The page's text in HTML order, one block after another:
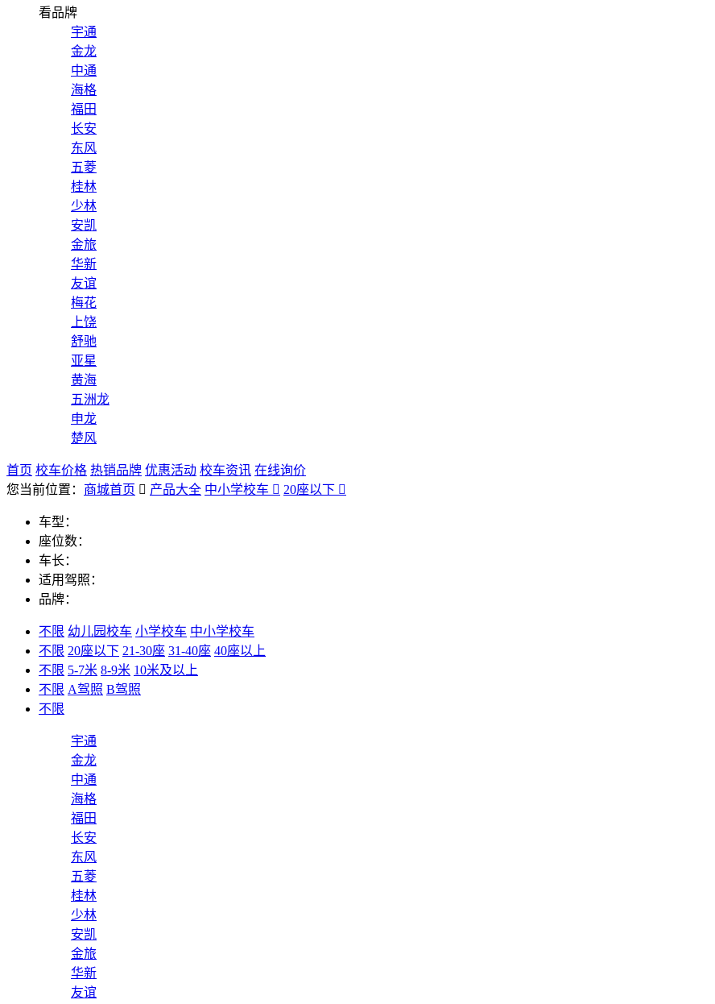
看品牌
宇通
金龙
中通
海格
福田
长安
东风
五菱
桂林
少林
安凯
金旅
华新
友谊
梅花
上饶
舒驰
亚星
黄海
五洲龙
申龙
楚风
首页 校车价格 热销品牌 优惠活动 校车资讯 在线询价
您当前位置： 商城首页  产品大全 中小学校车  20座以下 
车型：
座位数：
车长：
适用驾照：
品牌：
不限 幼儿园校车 小学校车 中小学校车
不限 20座以下 21-30座 31-40座 40座以上
不限 5-7米 8-9米 10米及以上
不限 A驾照 B驾照
不限
宇通
金龙
中通
海格
福田
长安
东风
五菱
桂林
少林
安凯
金旅
华新
友谊